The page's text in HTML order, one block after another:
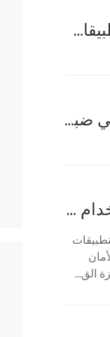
[تلفزيون LG] تحقق من متجر محتوى LG لمعرفة التطبيقات المتوفرة للتلفزيون الذكي الخاص بك
[جهاز التحكم عن بعد لتلفزيون LG الذكي] كيف يمكنني ضبط جهاز التحكم عن بعد المدمج في التلفزيون الذكي؟
[تلفزيون LG] كيفية إعداد كلمة مرور أو إزالتها (باستخدام قفل الوالدين)
الق...